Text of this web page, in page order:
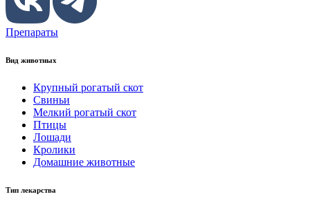
Препараты
Вид животных
Крупный рогатый скот
Свиньи
Мелкий рогатый скот
Птицы
Лошади
Кролики
Домашние животные
Тип лекарства